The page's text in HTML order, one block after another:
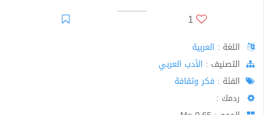
1
اللغة : العربية
اﻟﺘﺼﻨﻴﻒ : الأدب العربي
الفئة : فكر وثقافة
ردمك :